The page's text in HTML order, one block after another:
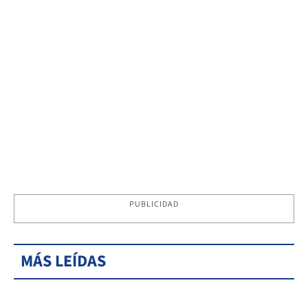
PUBLICIDAD
MÁS LEÍDAS